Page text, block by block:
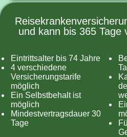
und kann bis 365 Tage
Eintrittsalter bis 74 Jahre
4 verschiedene
Versicherungstarife
möglich
Ein Selbstbehalt ist
möglich
Mindestvertragsdauer 30
Tage